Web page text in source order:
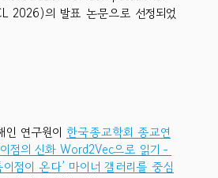
2026)의 발표 논문으로 선정되었
연구원이 한국종교학회 종교연
점의 신화 Word2Vec으로 읽기－
이점이 온다’ 마이너 갤러리를 중심